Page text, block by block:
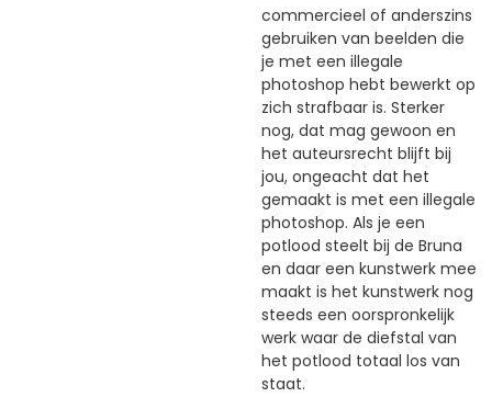
commercieel of anderszins
gebruiken van beelden die
je met een illegale
photoshop hebt bewerkt op
zich strafbaar is. Sterker
nog, dat mag gewoon en
het auteursrecht blijft bij
jou, ongeacht dat het
gemaakt is met een illegale
photoshop. Als je een
potlood steelt bij de Bruna
en daar een kunstwerk mee
maakt is het kunstwerk nog
steeds een oorspronkelijk
werk waar de diefstal van
het potlood totaal los van
staat.